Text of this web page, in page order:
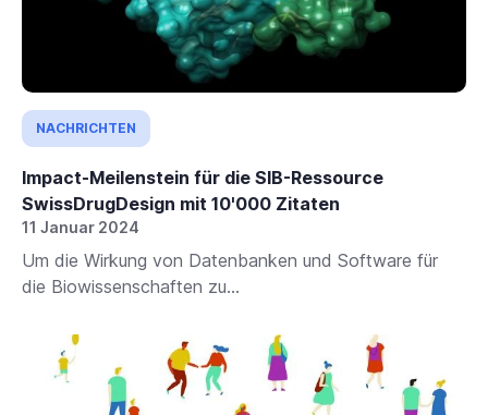
NACHRICHTEN
Impact-Meilenstein für die SIB-Ressource
SwissDrugDesign mit 10'000 Zitaten
11 Januar 2024
Um die Wirkung von Datenbanken und Software für
die Biowissenschaften zu...